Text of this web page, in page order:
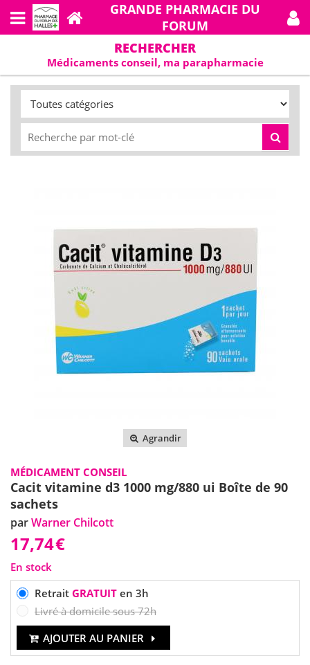
GRANDE PHARMACIE DU
FORUM
RECHERCHER
Médicaments conseil, ma parapharmacie
Agrandir
MÉDICAMENT CONSEIL
Cacit vitamine d3 1000 mg/880 ui Boîte de 90
sachets
parWarner Chilcott
17,74€
En stock
Retrait GRATUITen 3h
Livré à domicile sous 72h
AJOUTER AU PANIER